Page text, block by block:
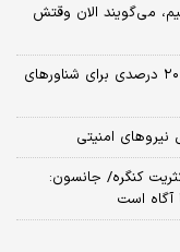
کنیم، می‌گویند الان وقتش
جزئیاتی از طرح راهبردی امنیت تنگه هرمز/جریمه ۲۰ درصدی برای شناورهای
امنیتی
کنگره/ جانسون:
آگاه است